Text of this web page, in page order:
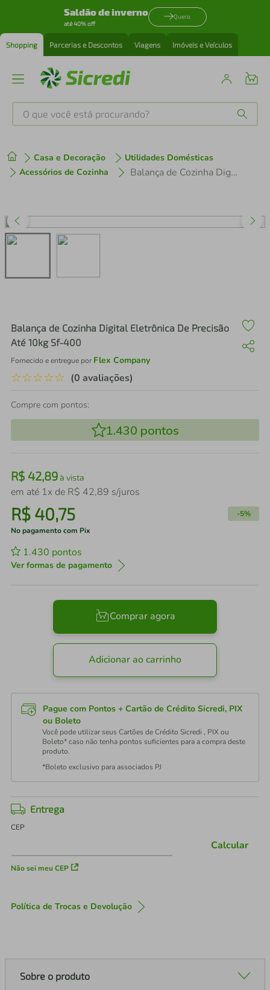
Saldão de inverno
até 40% off
Quero
Shopping Parcerias e Descontos Viagens Imóveis e Veículos
O que você está procurando?
Casa e Decoração
Utilidades Domésticas
Acessórios de Cozinha
Balança de Cozinha Digital Eletrônica De Precisão Até 10kg Sf-400
Balança de Cozinha Digital Eletrônica De Precisão
Até 10kg Sf-400
Fornecido e entregue por Flex Company
☆☆☆☆☆ (0 avaliações)
Compre com pontos:
1.430 pontos
R$ 42,89à vista
em até 1x de R$ 42,89 s/juros
R$ 40,75 -5%
No pagamento com Pix
1.430 pontos
Ver formas de pagamento
Comprar agora
Adicionar ao carrinho
Pague com Pontos + Cartão de Crédito Sicredi, PIX
ou Boleto
Você pode utilizar seus Cartões de Crédito Sicredi , PIX ou
Boleto* caso não tenha pontos suficientes para a compra deste
produto.
*Boleto exclusivo para associados PJ
Entrega
CEP
Não sei meu CEP
Calcular
Política de Trocas e Devolução
Sobre o produto
1º tenis
3º perfume